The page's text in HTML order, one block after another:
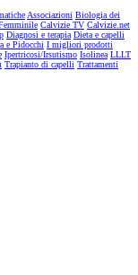
Associazioni Biologia dei
Calvizie TV Calvizie.net
Diagnosi e terapia Dieta e capelli
e Pidocchi I migliori prodotti
Ipertricosi/Irsutismo Isolinea LLLT
Trapianto di capelli Trattamenti